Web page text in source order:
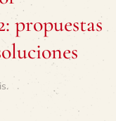
propuestas
.